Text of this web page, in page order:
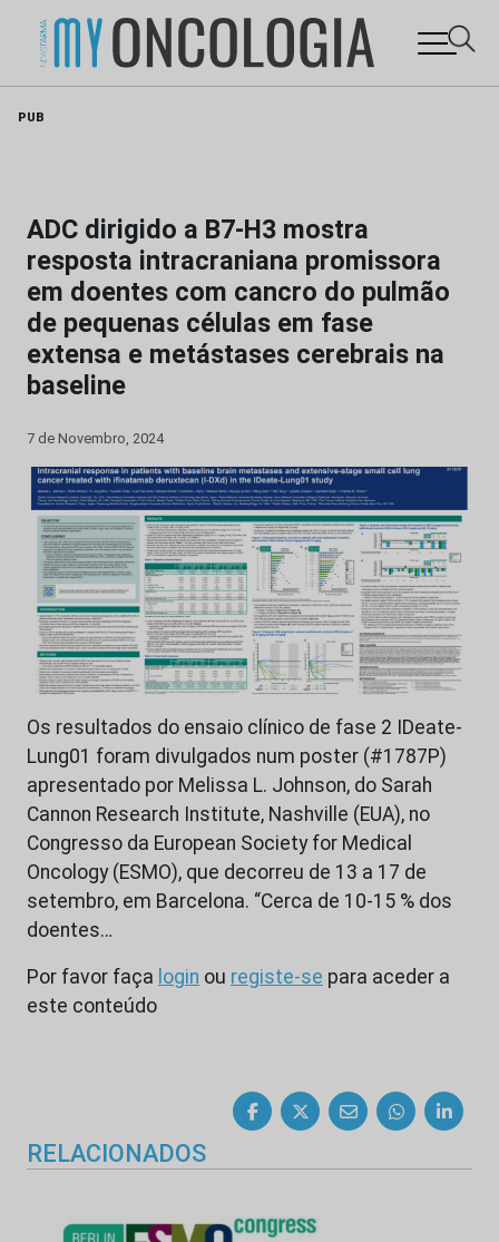
PUB
ADC dirigido a B7-H3 mostra
resposta intracraniana promissora
em doentes com cancro do pulmão
de pequenas células em fase
extensa e metástases cerebrais na
baseline
7 de Novembro, 2024
Os resultados do ensaio clínico de fase 2 IDeate-
Lung01 foram divulgados num poster (#1787P)
apresentado por Melissa L. Johnson, do Sarah
Cannon Research Institute, Nashville (EUA), no
Congresso da European Society for Medical
Oncology (ESMO), que decorreu de 13 a 17 de
setembro, em Barcelona. “Cerca de 10-15 % dos
doentes…
Por favor faça login ou registe-se para aceder a
este conteúdo
RELACIONADOS